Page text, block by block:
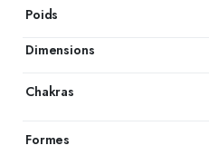
Poids
Dimensions
Chakras
Formes